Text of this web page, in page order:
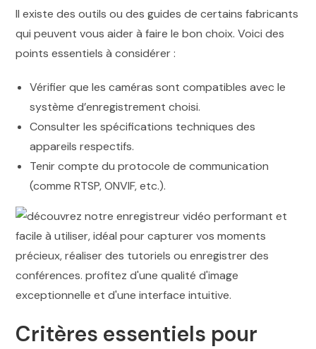
Il existe des outils ou des guides de certains fabricants
qui peuvent vous aider à faire le bon choix. Voici des
points essentiels à considérer :
Vérifier que les caméras sont compatibles avec le
système d’enregistrement choisi.
Consulter les spécifications techniques des
appareils respectifs.
Tenir compte du protocole de communication
(comme RTSP, ONVIF, etc.).
Critères essentiels pour